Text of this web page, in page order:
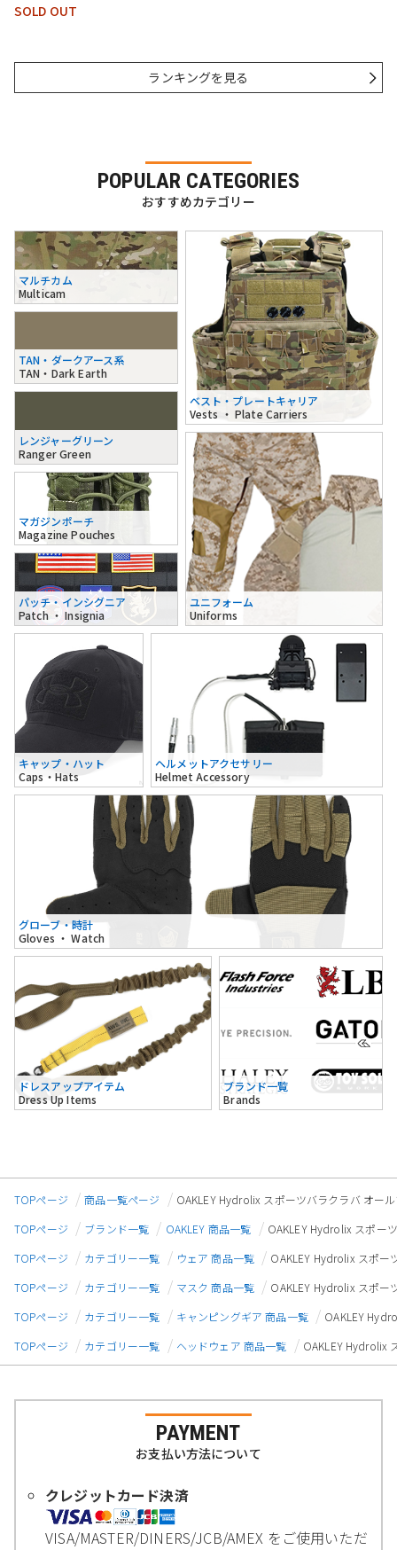
SOLD OUT
ランキングを見る
POPULAR CATEGORIES
おすすめカテゴリー
マルチカム
Multicam
TAN・ダークアース系
TAN・Dark Earth
レンジャーグリーン
Ranger Green
ベスト・プレートキャリア
Vests ・ Plate Carriers
マガジンポーチ
Magazine Pouches
パッチ・インシグニア
Patch ・ Insignia
ユニフォーム
Uniforms
キャップ・ハット
Caps・Hats
ヘルメットアクセサリー
Helmet Accessory
グローブ・時計
Gloves ・ Watch
ドレスアップアイテム
Dress Up Items
ブランド一覧
Brands
TOPページ 商品一覧ページ
OAKLEY Hydrolix スポーツバラクラバ オー
TOPページ
ブランド一覧 OAKLEY 商品一覧
OAKLEY Hydrolix スポー
TOPページ
カテゴリー一覧 ウェア 商品一覧
OAKLEY Hydrolix スポー
TOPページ
カテゴリー一覧 マスク 商品一覧
OAKLEY Hydrolix スポー
TOPページ
カテゴリー一覧 キャンピングギア 商品一覧
OAKLEY
TOPページ
カテゴリー一覧 ヘッドウェア 商品一覧 OAKLEY Hydrolix
PAYMENT
お支払い方法について
クレジットカード決済
VISA/MASTER/DINERS/JCB/AMEX をご使用いただ